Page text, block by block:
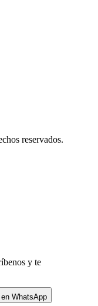
reservados.
y te
WhatsApp